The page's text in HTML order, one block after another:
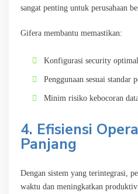
sangat penting untuk perusahaan
Gifera membantu memastikan:
Konfigurasi security optimal
Penggunaan sesuai standar
Minim risiko kebocoran
4. Efisiensi
Panjang
Dengan sistem yang terintegrasi,
waktu dan meningkatkan